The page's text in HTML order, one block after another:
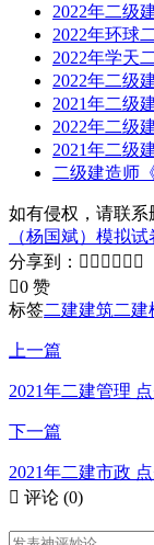
2022年二级
2022年环球
2022年学天
2022年二级
2021年二级
2022年二级
2021年二级
二级建造师
如有侵权，请联系
（杨国斌）模拟试
分享到：      
0 赞
标签二建建筑二建
上一篇
2021年二建管理
下一篇
2021年二建市政
 评论 (0)